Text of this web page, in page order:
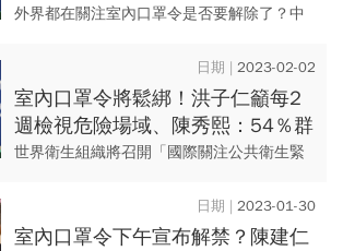
樣規畫開放方向
外界都在關注室內口罩令是否要解除了？中
第二階段的口罩鬆綁政策，不過，指揮官王
必勝指出，「目前還在研...
2023-02-02
室內口罩令將鬆綁！洪子仁籲每2
週檢視危險場域、陳秀熙：54％群
體免疫＋雙價疫苗已能保護
世界衛生組織將召開「國際關注公共衛生緊
炎移除，影響全球防疫政策調整，指揮中心
宣布將著手調整「確診...
2023-01-30
室內口罩令下午宣布解禁？陳建仁